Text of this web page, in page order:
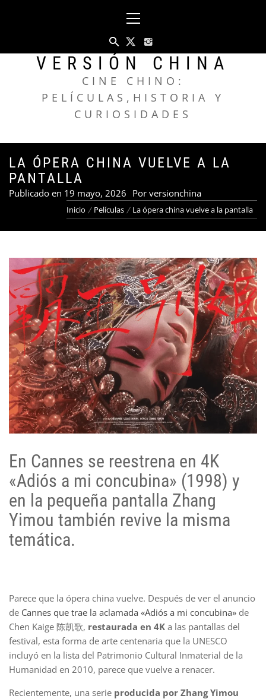
principal
VERSIÓN CHINA
CINE CHINO:
PELÍCULAS,HISTORIA Y
CURIOSIDADES
LA ÓPERA CHINA VUELVE A LA
PANTALLA
Publicado en 19 mayo, 2026 Por versionchina
Inicio Películas La ópera china vuelve a la pantalla
En Cannes se reestrena en 4K
«Adiós a mi concubina» (1998) y
en la pequeña pantalla Zhang
Yimou también revive la misma
temática.
Parece que la ópera china vuelve. Después de ver el anuncio
de Cannes que trae la aclamada «Adiós a mi concubina» de
Chen Kaige 陈凯歌, restaurada en 4K a las pantallas del
festival, esta forma de arte centenaria que la UNESCO
incluyó en la lista del Patrimonio Cultural Inmaterial de la
Humanidad en 2010, parece que vuelve a renacer.
Recientemente, una serie producida por Zhang Yimou